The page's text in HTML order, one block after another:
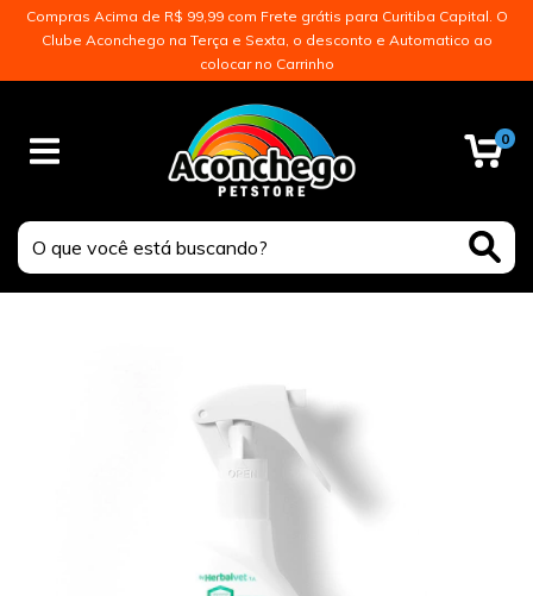
Compras Acima de R$ 99,99 com Frete grátis para Curitiba Capital. O
Clube Aconchego na Terça e Sexta, o desconto e Automatico ao
colocar no Carrinho
0